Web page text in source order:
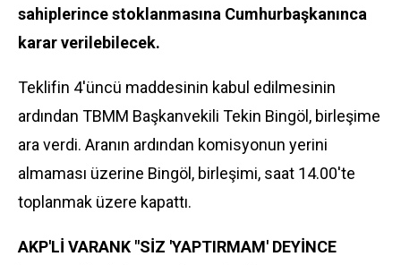
sahiplerince stoklanmasına Cumhurbaşkanınca
karar verilebilecek.
Teklifin 4'üncü maddesinin kabul edilmesinin
ardından TBMM Başkanvekili Tekin Bingöl, birleşime
ara verdi. Aranın ardından komisyonun yerini
almaması üzerine Bingöl, birleşimi, saat 14.00'te
toplanmak üzere kapattı.
AKP'Lİ VARANK "SİZ 'YAPTIRMAM' DEYİNCE